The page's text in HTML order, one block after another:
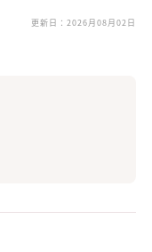
更新日： 2026月08月02日